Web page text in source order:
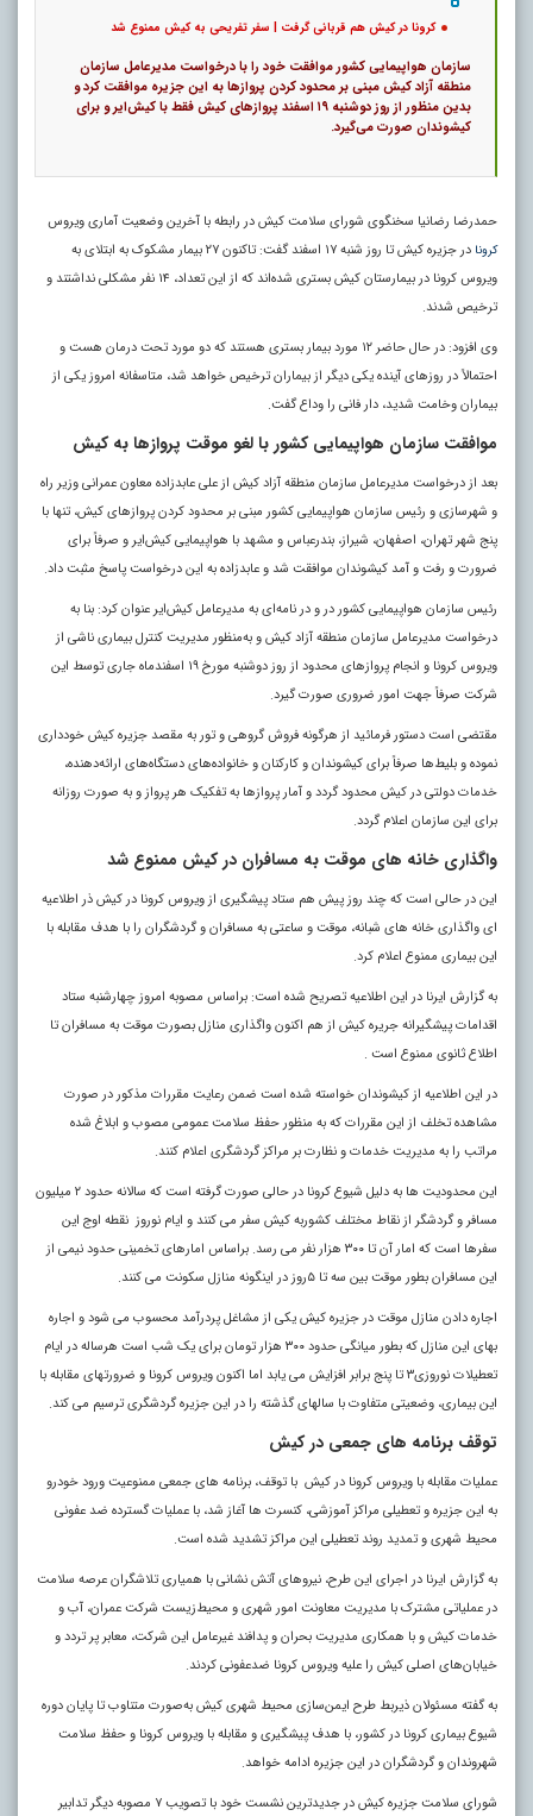
کرونا در کیش هم قربانی گرفت | سفر تفریحی به کیش ممنوع شد
سازمان هواپیمایی کشور موافقت خود را با درخواست مدیرعامل سازمان
منطقه آزاد کیش مبنی بر محدود کردن پروازها به این جزیره موافقت کرد و
بدین منظور از روز دوشنبه ۱۹ اسفند پروازهای کیش فقط با کیش‌ایر و برای
کیشوندان صورت می‌گیرد.
حمدرضا رضانیا سخنگوی شورای سلامت کیش در رابطه با آخرین وضعیت آماری ویروس
کرونا
در جزیره کیش تا روز شنبه ۱۷ اسفند گفت: تاکنون ۲۷ بیمار مشکوک به ابتلای به
ویروس کرونا در بیمارستان کیش بستری شده‌اند که از این تعداد، ۱۴ نفر مشکلی نداشتند و
ترخیص شدند.
وی افزود: در حال حاضر ۱۲ مورد بیمار بستری هستند که دو مورد تحت درمان هست و
احتمالاً در روزهای آینده یکی دیگر از بیماران ترخیص خواهد شد، متاسفانه امروز یکی از
بیماران وخامت شدید، دار فانی را وداع گفت.
موافقت سازمان هواپیمایی کشور با لغو موقت پروازها به کیش
بعد از درخواست مدیرعامل سازمان منطقه آزاد کیش از علی عابدزاده معاون عمرانی وزیر راه
و شهرسازی و رئیس سازمان هواپیمایی کشور مبنی بر محدود کردن پروازهای کیش، تنها با
پنج شهر تهران، اصفهان، شیراز، بندرعباس و مشهد با هواپیمایی کیش‌ایر و صرفاً برای
ضرورت و رفت‌ و آمد کیشوندان موافقت شد و عابدزاده به این درخواست پاسخ مثبت داد.
رئیس سازمان هواپیمایی کشور در و در نامه‌ای به مدیرعامل کیش‌ایر عنوان کرد: بنا به
درخواست مدیرعامل سازمان منطقه آزاد کیش و به‌منظور مدیریت کنترل بیماری ناشی از
ویروس کرونا و انجام پروازهای محدود از روز دوشنبه مورخ ۱۹ اسفندماه جاری توسط این
شرکت صرفاً جهت امور ضروری صورت گیرد.
مقتضی است دستور فرمائید از هرگونه فروش گروهی و تور به مقصد جزیره کیش خودداری
نموده و بلیط‌ها صرفاً برای کیشوندان و کارکنان و خانواده‌های دستگاه‌های ارائه‌دهنده،
خدمات دولتی در کیش محدود گردد و آمار پروازها به تفکیک هر پرواز و به صورت روزانه
برای این سازمان اعلام گردد.
واگذاری خانه های موقت به مسافران در کیش ممنوع شد
این در حالی است که چند روز پیش هم ستاد پیشگیری از ویروس کرونا در کیش ذر اطلاعیه
ای واگذاری خانه های شبانه، موقت و ساعتی به مسافران و گردشگران را با هدف مقابله با
این بیماری ممنوع اعلام کرد.
به گزارش ایرنا در این اطلاعیه تصریح شده است: براساس مصوبه امروز چهارشنبه ستاد
اقدامات پیشگیرانه جریره کیش از هم اکنون واگذاری منازل بصورت موقت به مسافران تا
اطلاع ثانوی ممنوع است .
در این اطلاعیه از کیشوندان خواسته شده است ضمن رعایت مقررات مذکور در صورت
مشاهده تخلف از این مقررات که به منظور حفظ سلامت عمومی مصوب و ابلاغ شده
مراتب را به مدیریت خدمات و نظارت بر مراکز گردشگری اعلام کنند.
این محدودیت ها به دلیل شیوع کرونا در حالی صورت گرفته است که سالانه حدود ۲ میلیون
مسافر و گردشگر از نقاط مختلف کشوربه کیش سفر می کنند و ایام نوروز نقطه اوج این
سفرها است که امار آن تا ۳۰۰ هزار نفر می رسد. براساس امارهای تخمینی حدود نیمی از
این مسافران بطور موقت بین سه تا ۵روز در اینگونه منازل سکونت می کنند.
اجاره دادن منازل موقت در جزیره کیش یکی از مشاغل پردرآمد محسوب می شود و اجاره
بهای این منازل که بطور میانگی حدود ۳۰۰ هزار تومان برای یک شب است هرساله در ایام
تعطیلات نوروزی۳ تا پنج برابر افزایش می یابد اما اکنون ویروس کرونا و ضرورتهای مقابله با
این بیماری، وضعیتی متفاوت با سالهای گذشته را در این جزیره گردشگری ترسیم می کند.
توقف برنامه‌ های جمعی در کیش
عملیات مقابله با ویروس کرونا در کیش با توقف، برنامه های جمعی ممنوعیت ورود خودرو
به این جزیره و تعطیلی مراکز آموزشی، کنسرت ها آغاز شد، با عملیات گسترده ضد عفونی
محیط شهری و تمدید روند تعطیلی این مراکز تشدید شده است.
به گزارش ایرنا در اجرای این طرح، نیروهای آتش نشانی با همیاری تلاشگران عرصه سلامت
در عملیاتی مشترک با مدیریت معاونت امور شهری و محیط‌زیست شرکت عمران، آب و
خدمات کیش و با همکاری مدیریت بحران و پدافند غیرعامل این شرکت، معابر پر تردد و
خیابان‌های اصلی کیش را علیه ویروس کرونا ضدعفونی کردند.
به گفته مسئولان ذیربط طرح ایمن‌سازی محیط شهری کیش به‌صورت متناوب تا پایان دوره
شیوع بیماری کرونا در کشور، با هدف پیشگیری و مقابله با ویروس کرونا و حفظ سلامت
شهروندان و گردشگران در این جزیره ادامه خواهد.
شورای سلامت جزیره کیش در جدیدترین نشست خود با تصویب ۷ مصوبه دیگر تدابیر